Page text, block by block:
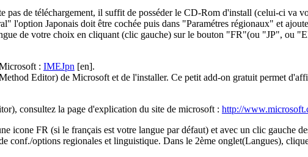
de téléchargement, il suffit de posséder le CD-Rom d'install (celui-ci va
l'option Japonais doit être cochée puis dans "Paramétres régionaux" et
de votre choix en cliquant (clic gauche) sur le bouton "FR"(ou "JP", ou
: IMEJpn [en].
Editor) de Microsoft et de l'installer. Ce petit add-on gratuit permet
consultez la page d'explication du site de microsoft : http://
icone FR (si le français est votre langue par défaut) et avec un clic gauche
conf./options regionales et linguistique. Dans le 2ème onglet(Langues),